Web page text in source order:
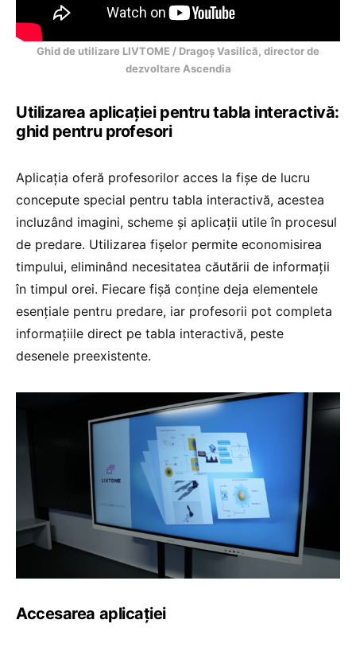
Ghid de utilizare LIVTOME / Dragoș Vasilică, director de
dezvoltare Ascendia
Utilizarea aplicației pentru tabla interactivă:
ghid pentru profesori
Aplicația oferă profesorilor acces la fișe de lucru
concepute special pentru tabla interactivă, acestea
incluzând imagini, scheme și aplicații utile în procesul
de predare. Utilizarea fișelor permite economisirea
timpului, eliminând necesitatea căutării de informații
în timpul orei. Fiecare fișă conține deja elementele
esențiale pentru predare, iar profesorii pot completa
informațiile direct pe tabla interactivă, peste
desenele preexistente.
Accesarea aplicației